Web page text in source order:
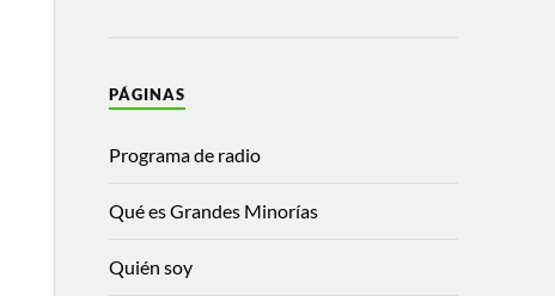
PÁGINAS
Programa de radio
Qué es Grandes Minorías
Quién soy